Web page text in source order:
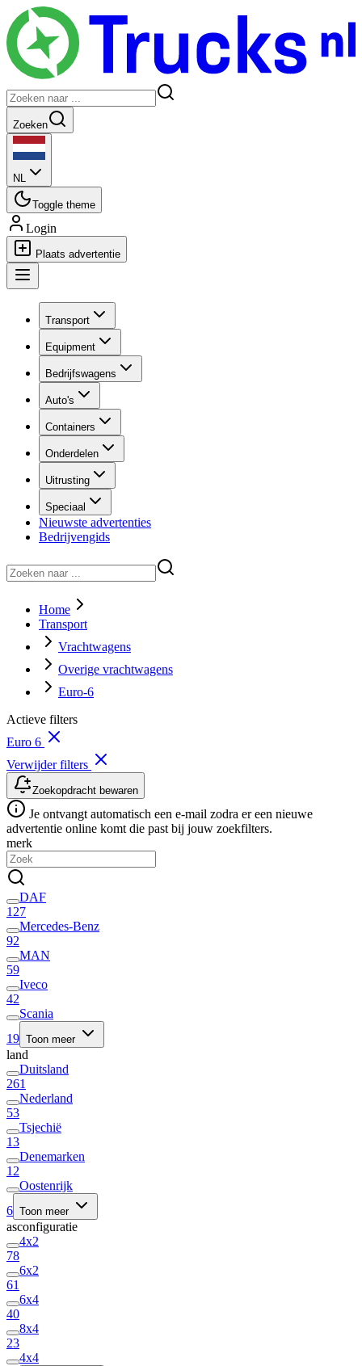
Zoeken
NL
Toggle theme
Login
Plaats advertentie
Transport
Equipment
Bedrijfswagens
Auto's
Containers
Onderdelen
Uitrusting
Speciaal
Nieuwste advertenties
Bedrijvengids
Home
Transport
Vrachtwagens
Overige vrachtwagens
Euro-6
Actieve filters
Euro 6
Verwijder filters
Zoekopdracht bewaren
Je ontvangt automatisch een e-mail zodra er een nieuwe
advertentie online komt die past bij jouw zoekfilters.
merk
DAF
127
Mercedes-Benz
92
MAN
59
Iveco
42
Scania
19 Toon meer
land
Duitsland
261
Nederland
53
Tsjechië
13
Denemarken
12
Oostenrijk
6 Toon meer
asconfiguratie
4x2
78
6x2
61
6x4
40
8x4
23
4x4